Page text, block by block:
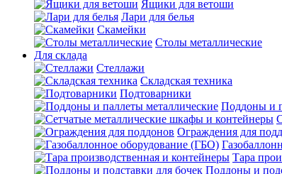
Ящики для ветоши
Лари для белья
Скамейки
Столы металлические
Для склада
Стеллажи
Складская техника
Подтоварники
Поддоны и
Ограждения для
Тара
Поддоны и